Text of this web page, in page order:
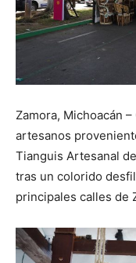
Zamora, Michoacán
artesanos
Tianguis Artesanal
tras un colorido
principales calles de